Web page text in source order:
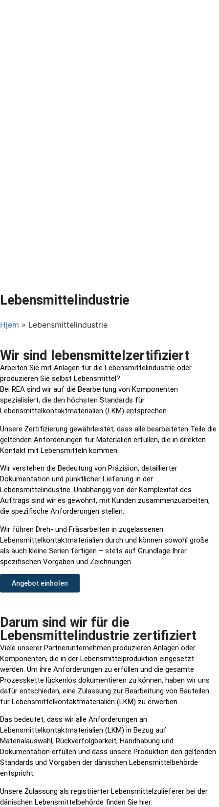
Lebensmittelindustrie
Hjem » Lebensmittelindustrie
Wir sind lebensmittelzertifiziert
Arbeiten Sie mit Anlagen für die Lebensmittelindustrie oder
produzieren Sie selbst Lebensmittel?
Bei REA sind wir auf die Bearbeitung von Komponenten
spezialisiert, die den höchsten Standards für
Lebensmittelkontaktmaterialien (LKM) entsprechen.
Unsere Zertifizierung gewährleistet, dass alle bearbeiteten Teile die
geltenden Anforderungen für Materialien erfüllen, die in direkten
Kontakt mit Lebensmitteln kommen.
Wir verstehen die Bedeutung von Präzision, detaillierter
Dokumentation und pünktlicher Lieferung in der
Lebensmittelindustrie. Unabhängig von der Komplexität des
Auftrags sind wir es gewohnt, mit Kunden zusammenzuarbeiten,
die spezifische Anforderungen stellen.
Wir führen Dreh- und Fräsarbeiten in zugelassenen
Lebensmittelkontaktmaterialien durch und können sowohl große
als auch kleine Serien fertigen – stets auf Grundlage Ihrer
spezifischen Vorgaben und Zeichnungen
Angebot einholen
Darum sind wir für die
Lebensmittelindustrie zertifiziert
Viele unserer Partnerunternehmen produzieren Anlagen oder
Komponenten, die in der Lebensmittelproduktion eingesetzt
werden. Um ihre Anforderungen zu erfüllen und die gesamte
Prozesskette lückenlos dokumentieren zu können, haben wir uns
dafür entschieden, eine Zulassung zur Bearbeitung von Bauteilen
für Lebensmittelkontaktmaterialien (LKM) zu erwerben.
Das bedeutet, dass wir alle Anforderungen an
Lebensmittelkontaktmaterialien (LKM) in Bezug auf
Materialauswahl, Rückverfolgbarkeit, Handhabung und
Dokumentation erfüllen und dass unsere Produktion den geltenden
Standards und Vorgaben der dänischen Lebensmittelbehörde
entspricht.
Unsere Zulassung als registrierter Lebensmittelzulieferer bei der
dänischen Lebensmittelbehörde finden Sie hier: